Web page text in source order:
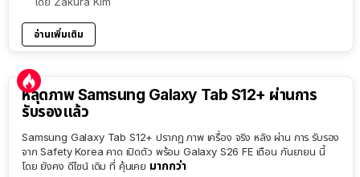
อ่านเพิ่มเติม
หลุดภาพ Samsung Galaxy Tab S12+ ผ่านการ
รับรองแล้ว
Samsung Galaxy Tab S12+ ปรากฏ ภาพ เครื่อง จริง หลัง ผ่าน การ รับรอง
จาก Safety Korea คาด เปิดตัว พร้อม Galaxy S26 FE เดือน กันยายน นี้
โดย ยังคง ดีไซน์ เดิม ที่ คุ้นเคย มากกว่า